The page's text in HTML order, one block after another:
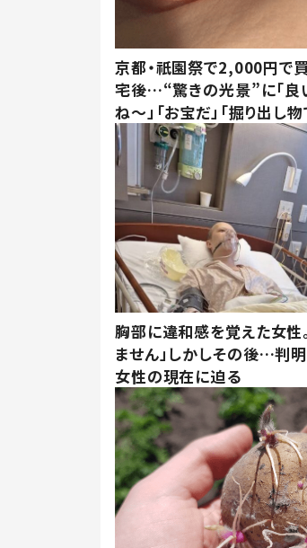
京都・祇園祭で2,000円で
宅後…“驚きの光景”に「良
ね～」「お宝だ」「掘り出し物
胸部に違和感を覚えた女性
ません」しかしその後…判
女性の現在に迫る